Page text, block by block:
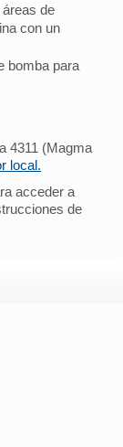
de
con un
bomba para
4311 (Magma
local.
acceder a
de